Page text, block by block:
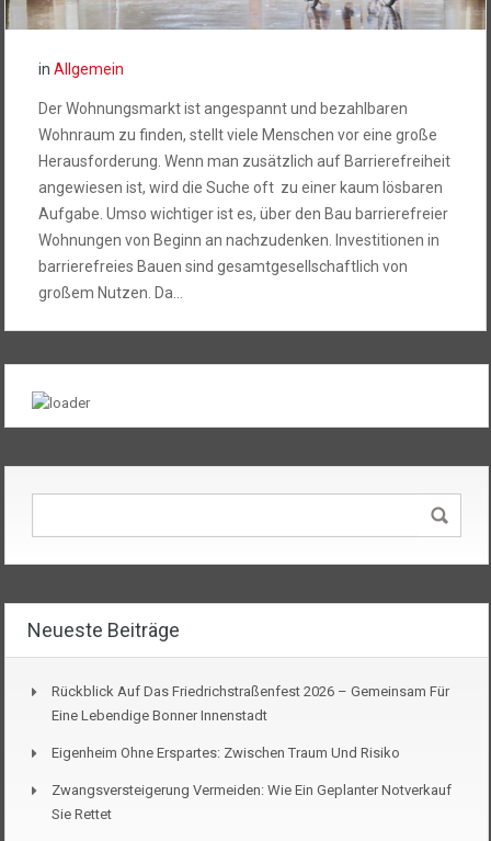
in Allgemein
Der Wohnungsmarkt ist angespannt und bezahlbaren
Wohnraum zu finden, stellt viele Menschen vor eine große
Herausforderung. Wenn man zusätzlich auf Barrierefreiheit
angewiesen ist, wird die Suche oft zu einer kaum lösbaren
Aufgabe. Umso wichtiger ist es, über den Bau barrierefreier
Wohnungen von Beginn an nachzudenken. Investitionen in
barrierefreies Bauen sind gesamtgesellschaftlich von
großem Nutzen. Da…
Neueste Beiträge
Rückblick Auf Das Friedrichstraßenfest 2026 – Gemeinsam Für
Eine Lebendige Bonner Innenstadt
Eigenheim Ohne Erspartes: Zwischen Traum Und Risiko
Zwangsversteigerung Vermeiden: Wie Ein Geplanter Notverkauf
Sie Rettet